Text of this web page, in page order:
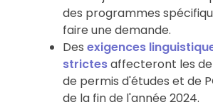
des programmes
faire une demande.
Des exigences
strictesaffecteront les
de permis d'études et de
de la fin de l'année 2024.